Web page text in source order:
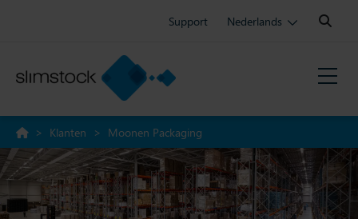
Support Nederlands
Search:
> Klanten > Moonen Packaging